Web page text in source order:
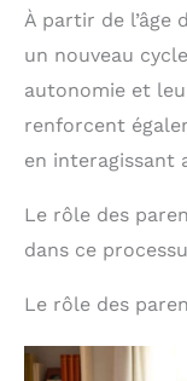
À partir de l’âge
un nouveau
autonomie et
renforcent
en interagissant
Le rôle des
dans ce
Le rôle des